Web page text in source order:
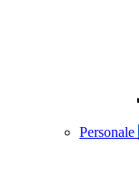
Personale